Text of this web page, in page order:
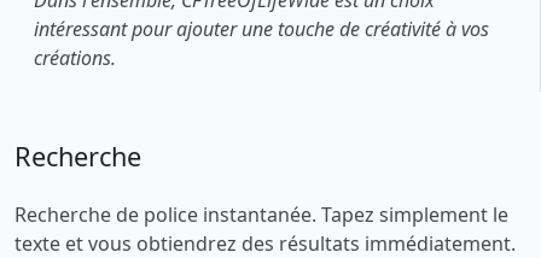
intéressant pour ajouter une touche de créativité à vos
créations.
Recherche
Recherche de police instantanée. Tapez simplement le
texte et vous obtiendrez des résultats immédiatement.